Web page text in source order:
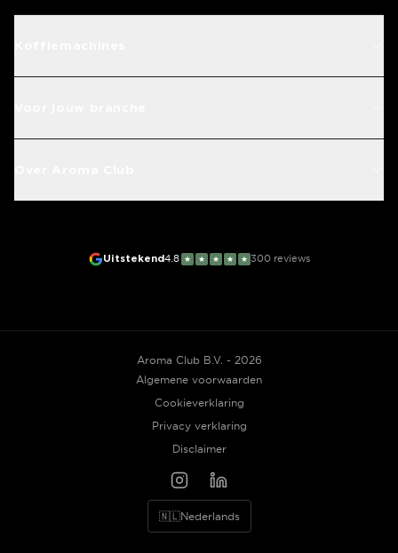
Uitstekend4.8 ★ ★ ★ ★ ★ 300 reviews
Aroma Club B.V. - 2026
Algemene voorwaarden
Cookieverklaring
Privacy verklaring
Disclaimer
🇳🇱Nederlands